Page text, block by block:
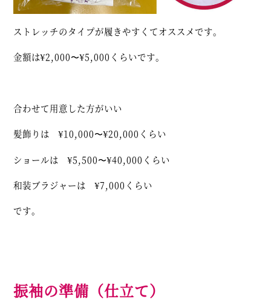
ストレッチのタイプが履きやすくてオススメです。
金額は¥2,000〜¥5,000くらいです。
合わせて用意した方がいい
髪飾りは ¥10,000〜¥20,000くらい
ショールは ¥5,500〜¥40,000くらい
和装ブラジャーは ¥7,000くらい
です。
振袖の準備（仕立て）